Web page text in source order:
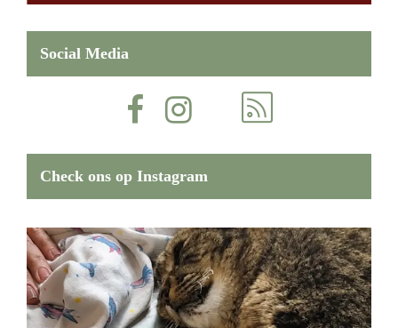
Social Media
Check ons op Instagram